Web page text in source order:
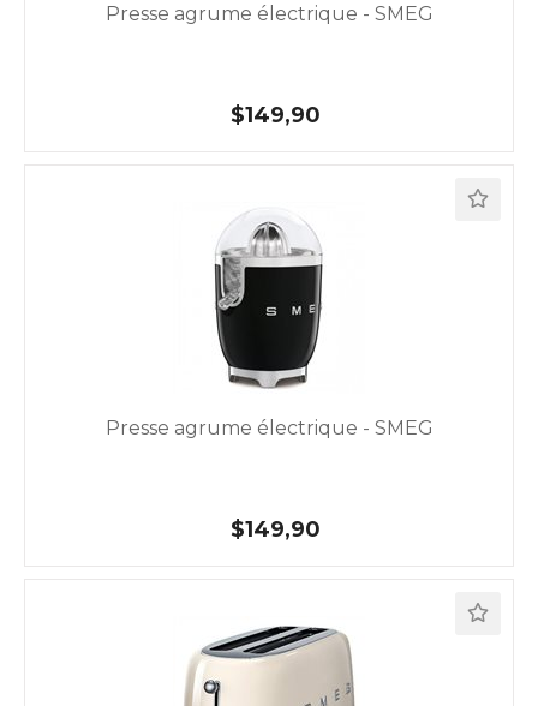
Presse agrume électrique - SMEG
$149,90
Presse agrume électrique - SMEG
$149,90